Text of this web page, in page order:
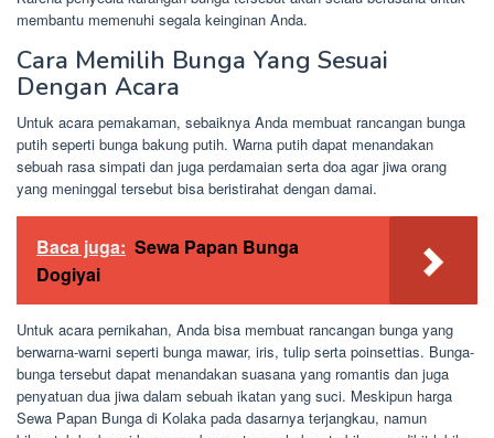
membantu memenuhi segala keinginan Anda.
Cara Memilih Bunga Yang Sesuai
Dengan Acara
Untuk acara pemakaman, sebaiknya Anda membuat rancangan bunga
putih seperti bunga bakung putih. Warna putih dapat menandakan
sebuah rasa simpati dan juga perdamaian serta doa agar jiwa orang
yang meninggal tersebut bisa beristirahat dengan damai.
Baca juga: Sewa Papan Bunga
Dogiyai
Untuk acara pernikahan, Anda bisa membuat rancangan bunga yang
berwarna-warni seperti bunga mawar, iris, tulip serta poinsettias. Bunga-
bunga tersebut dapat menandakan suasana yang romantis dan juga
penyatuan dua jiwa dalam sebuah ikatan yang suci. Meskipun harga
Sewa Papan Bunga di Kolaka pada dasarnya terjangkau, namun